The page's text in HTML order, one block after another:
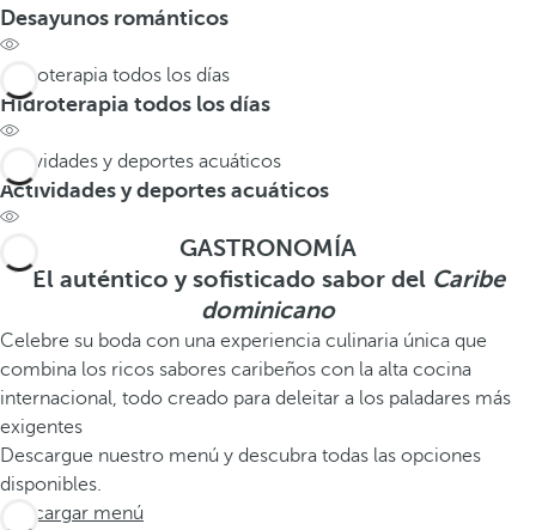
Desayunos románticos
Hidroterapia todos los días
Hidroterapia todos los días
Actividades y deportes acuáticos
Actividades y deportes acuáticos
GASTRONOMÍA
El auténtico y sofisticado sabor del Caribe
dominicano
Celebre su boda con una experiencia culinaria única que
combina los ricos sabores caribeños con la alta cocina
internacional, todo creado para deleitar a los paladares más
exigentes
Descargue nuestro menú y descubra todas las opciones
disponibles.
Descargar menú